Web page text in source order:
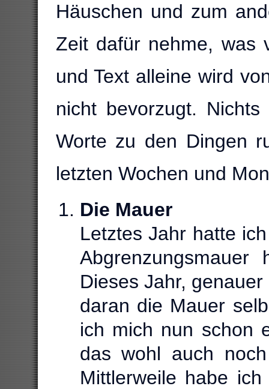
Häuschen und zum
Zeit dafür nehme, was
und Text alleine wird
nicht bevorzugt.
Worte zu den Dingen
letzten Wochen und
Die Mauer
Letztes Jahr hatte
Dieses Jahr,
daran die Mauer
ich mich nun schon
das wohl auch
Mittlerweile habe